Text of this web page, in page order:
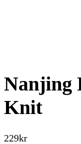
Nanjing
Knit
229kr